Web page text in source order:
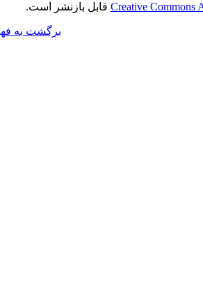
Creative Commons قابل بازنشر است.
برگشت به